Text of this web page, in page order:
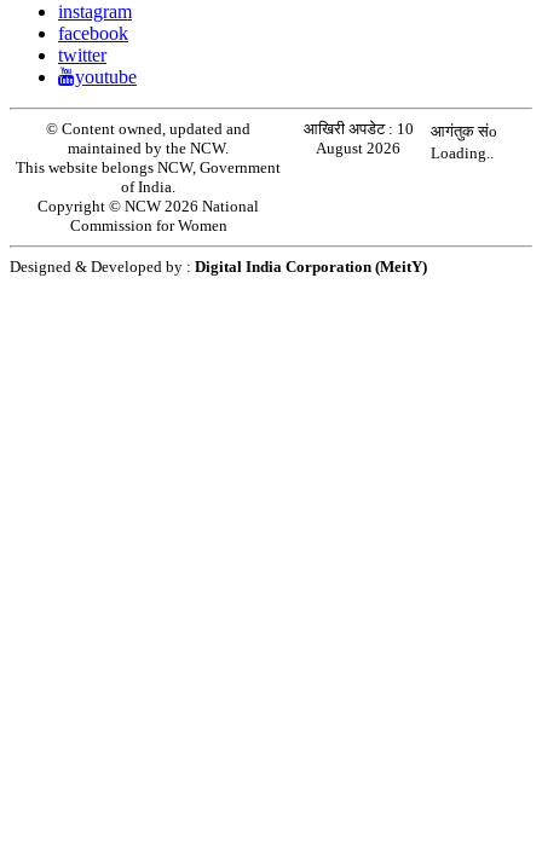
instagram
facebook
twitter
youtube
© Content owned, updated and
maintained by the NCW.
This website belongs NCW, Government
of India.
Copyright © NCW 2026 National
Commission for Women
आखिरी अपडेट : 10
August 2026
आगंतुक संo
Loading..
Designed & Developed by : Digital India Corporation (MeitY)